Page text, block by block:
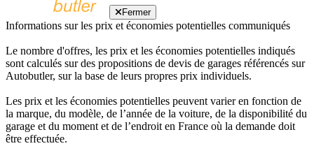
Fermer
Informations sur les prix et économies potentielles communiqués
Le nombre d'offres, les prix et les économies potentielles indiqués
sont calculés sur des propositions de devis de garages référencés sur
Autobutler, sur la base de leurs propres prix individuels.
Les prix et les économies potentielles peuvent varier en fonction de
la marque, du modèle, de l’année de la voiture, de la disponibilité du
garage et du moment et de l’endroit en France où la demande doit
être effectuée.